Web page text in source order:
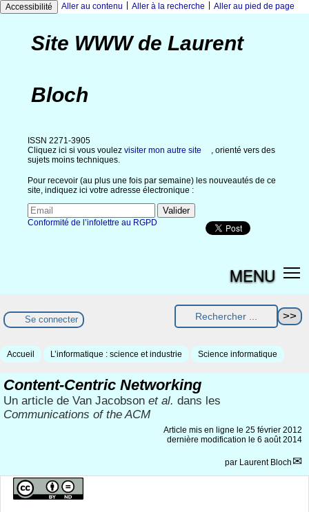
Accessibilité Aller au contenu Aller à la recherche Aller au pied de page
Site WWW de Laurent
Bloch
ISSN 2271-3905
Cliquez ici si vous voulez visiter mon autre site
, orienté vers des
sujets moins techniques.
Pour recevoir (au plus une fois par semaine) les nouveautés de ce
site, indiquez ici votre adresse électronique :
Conformité de l’infolettre au RGPD
MENU
Se connecter
Accueil L’informatique : science et industrie Science informatique
Content-Centric Networking
Un article de Van Jacobson et al. dans les
Communications of the ACM
Article mis en ligne le 25 février 2012
dernière modification le 6 août 2014
par Laurent Bloch